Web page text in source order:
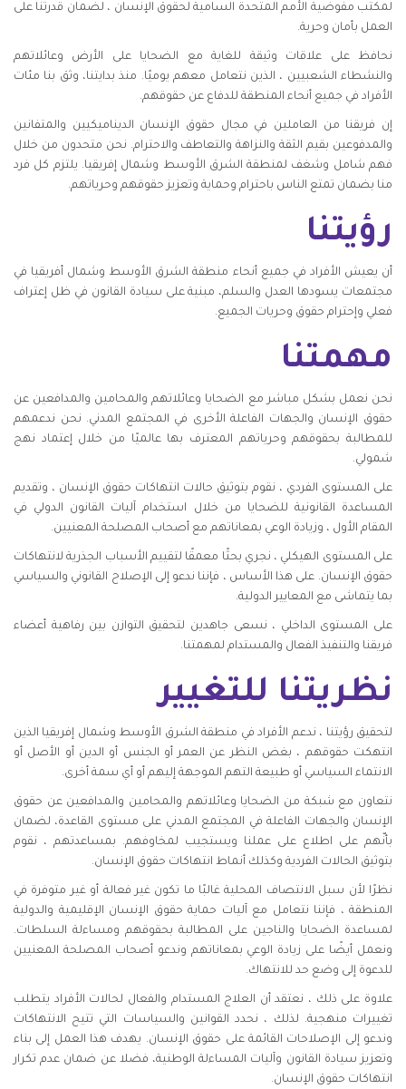
لمكتب مفوضية الأمم المتحدة السامية لحقوق الإنسان ، لضمان قدرتنا على
العمل بأمان وحرية.
نحافظ على علاقات وثيقة للغاية مع الضحايا على الأرض وعائلاتهم
والنشطاء الشعبيين ، الذين نتعامل معهم يوميًا. منذ بدايتنا، وثق بنا مئات
الأفراد في جميع أنحاء المنطقة للدفاع عن حقوقهم.
إن فريقنا من العاملين في مجال حقوق الإنسان الديناميكيين والمتفانين
والمدفوعين بقيم الثقة والنزاهة والتعاطف والاحترام. نحن متحدون من خلال
فهم شامل وشغف لمنطقة الشرق الأوسط وشمال إفريقيا. يلتزم كل فرد
منا بضمان تمتع الناس باحترام وحماية وتعزيز حقوقهم وحرياتهم.
رؤيتنا
أن يعيش الأفراد في جميع أنحاء منطقة الشرق الأوسط وشمال أفريقيا في
مجتمعات يسودها العدل والسلم، مبنية على سيادة القانون في ظل إعتراف
فعلي وإحترام حقوق وحريات الجميع.
مهمتنا
نحن نعمل بشكل مباشر مع الضحايا وعائلاتهم والمحامين والمدافعين عن
حقوق الإنسان والجهات الفاعلة الأخرى في المجتمع المدني. نحن ندعمهم
للمطالبة بحقوقهم وحرياتهم المعترف بها عالميًا من خلال إعتماد نهج
شمولي.
على المستوى الفردي ، نقوم بتوثيق حالات انتهاكات حقوق الإنسان ، وتقديم
المساعدة القانونية للضحايا من خلال استخدام آليات القانون الدولي في
المقام الأول ، وزيادة الوعي بمعاناتهم مع أصحاب المصلحة المعنيين.
على المستوى الهيكلي ، نجري بحثًا معمقًا لتقييم الأسباب الجذرية لانتهاكات
حقوق الإنسان. على هذا الأساس ، فإننا ندعو إلى الإصلاح القانوني والسياسي
بما يتماشى مع المعايير الدولية.
على المستوى الداخلي ، نسعى جاهدين لتحقيق التوازن بين رفاهية أعضاء
فريقنا والتنفيذ الفعال والمستدام لمهمتنا.
نظريتنا للتغيير
لتحقيق رؤيتنا ، ندعم الأفراد في منطقة الشرق الأوسط وشمال إفريقيا الذين
انتهكت حقوقهم ، بغض النظر عن العمر أو الجنس أو الدين أو الأصل أو
الانتماء السياسي أو طبيعة التهم الموجهة إليهم أو أي سمة أخرى.
نتعاون مع شبكة من الضحايا وعائلاتهم والمحامين والمدافعين عن حقوق
الإنسان والجهات الفاعلة في المجتمع المدني على مستوى القاعدة، لضمان
بأنّهم على اطلاع على عملنا ويستجيب لمخاوفهم. بمساعدتهم ، نقوم
بتوثيق الحالات الفردية وكذلك أنماط انتهاكات حقوق الإنسان.
نظرًا لأن سبل الانتصاف المحلية غالبًا ما تكون غير فعالة أو غير متوفرة في
المنطقة ، فإننا نتعامل مع آليات حماية حقوق الإنسان الإقليمية والدولية
لمساعدة الضحايا والناجين على المطالبة بحقوقهم ومساءلة السلطات.
ونعمل أيضًا على زيادة الوعي بمعاناتهم وندعو أصحاب المصلحة المعنيين
للدعوة إلى وضع حد للانتهاك.
علاوة على ذلك ، نعتقد أن العلاج المستدام والفعال لحالات الأفراد يتطلب
تغييرات منهجية. لذلك ، نحدد القوانين والسياسات التي تتيح الانتهاكات
وندعو إلى الإصلاحات القائمة على حقوق الإنسان. يهدف هذا العمل إلى بناء
وتعزيز سيادة القانون وآليات المساءلة الوطنية، فضلا عن ضمان عدم تكرار
انتهاكات حقوق الإنسان.